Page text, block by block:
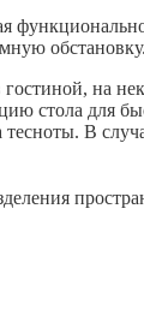
обстановку.
на
стола для
тесноты. В